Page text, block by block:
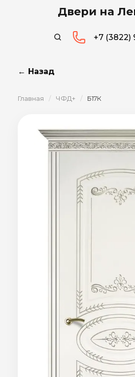
Двери на
+7 (3822)
← Назад
Главная / ЧФД+ / Б17К